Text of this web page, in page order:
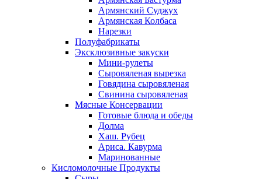
Армянский Суджух
Армянская Колбаса
Нарезки
Полуфабрикаты
Эксклюзивные закуски
Мини-рулеты
Сыровяленая вырезка
Говядина сыровяленая
Свинина сыровяленая
Мясные Консервации
Готовые блюда и обеды
Долма
Хаш. Рубец
Ариса. Кавурма
Маринованные
Кисломолочные Продукты